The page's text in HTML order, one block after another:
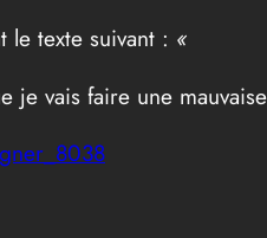
le texte suivant : «
je vais faire une